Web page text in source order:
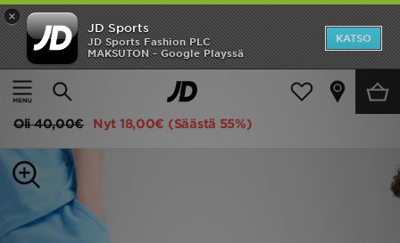
×
JD Sports
JD Sports Fashion PLC
MAKSUTON - Google Playssä
KATSO
Etusivu
Lapset Juniori Vaatteet (8-15-vuotiaat) Shortsit
Nike Shortsit Nuoret
Oli40,00€ Nyt 18,00€ (Säästä 55%)
Etusivu
Ale
Naiset
Miehet
Lapset